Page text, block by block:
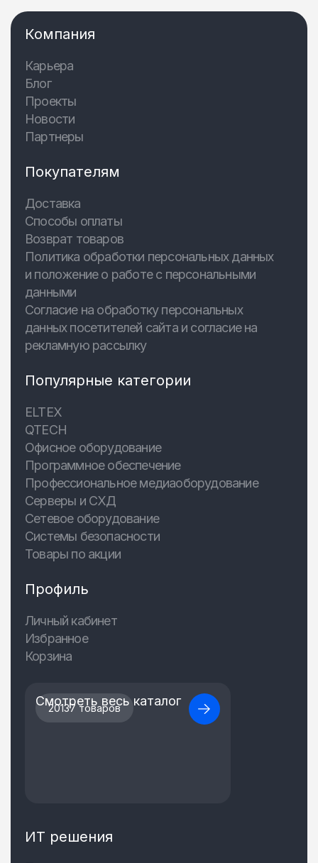
Компания
Карьера
Блог
Проекты
Новости
Партнеры
Покупателям
Доставка
Способы оплаты
Возврат товаров
Политика обработки персональных данных
и положение о работе с персональными
данными
Согласие на обработку персональных
данных посетителей сайта и согласие на
рекламную рассылку
Популярные категории
ELTEX
QTECH
Офисное оборудование
Программное обеспечение
Профессиональное медиаоборудование
Серверы и СХД
Сетевое оборудование
Системы безопасности
Товары по акции
Профиль
Личный кабинет
Избранное
Корзина
20137 товаров
Смотреть весь каталог
ИТ решения